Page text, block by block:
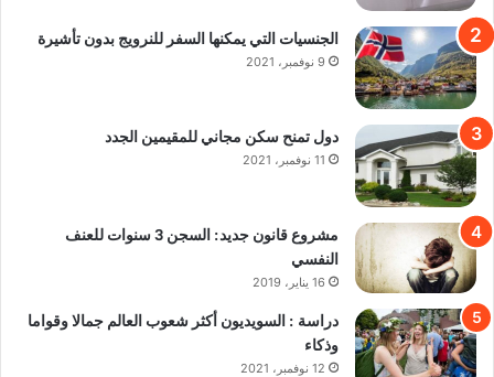
الجنسيات التي يمكنها السفر للنرويج بدون تأشيرة
9 نوفمبر، 2021
دول تمنح سكن مجاني للمقيمين الجدد
11 نوفمبر، 2021
مشروع قانون جديد: السجن 3 سنوات للعنف
النفسي
16 يناير، 2019
دراسة : السويديون أكثر شعوب العالم جمالا وقواما
وذكاء
12 نوفمبر، 2021